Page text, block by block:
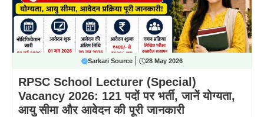
Sarkari Source 28 May 2026
RPSC School Lecturer (Special)
Vacancy 2026: 121 पदों पर भर्ती, जानें योग्यता,
आयु सीमा और आवेदन की पूरी जानकारी